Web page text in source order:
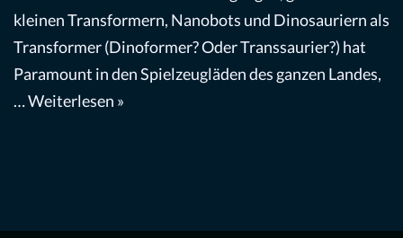
kleinen Transformern, Nanobots und Dinosauriern als
Transformer (Dinoformer? Oder Transsaurier?) hat
Paramount in den Spielzeugläden des ganzen Landes,
…Weiterlesen »